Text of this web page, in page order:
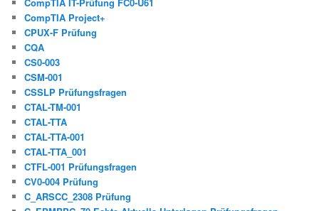
CompTIA Project+
CPUX-F Prüfung
CQA
CS0-003
CSM-001
CSSLP Prüfungsfragen
CTAL-TM-001
CTAL-TTA
CTAL-TTA-001
CTAL-TTA_001
CTFL-001 Prüfungsfragen
CV0-004 Prüfung
C_ARSCC_2308 Prüfung